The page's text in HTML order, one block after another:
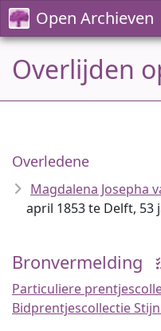
Open Archieven
Overlijden
Overledene
Magdalena Josepha
april 1853 te Delft, 53
Bronvermelding
Particuliere
Bidprentjescollectie